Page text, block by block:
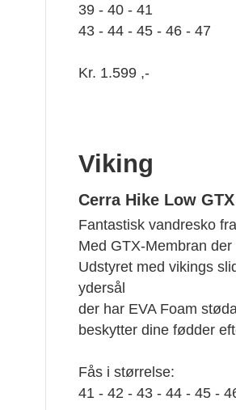
39 - 40 - 41
43 - 44 - 45 - 46 - 47
Kr. 1.599 ,-
Viking
Cerra Hike Low GTX
Fantastisk vandresko
Med GTX-Membran
Udstyret med vikings
ydersål
der har EVA Foam
beskytter dine fødder
Fås i størrelse:
41 - 42 - 43 - 44 - 45 -